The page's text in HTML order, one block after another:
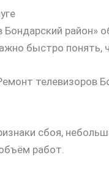
Бондарский район»
быстро
телевизоров
сбоя,
работ.